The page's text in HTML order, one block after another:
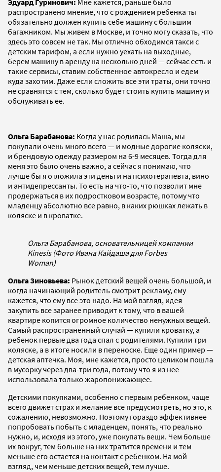
Эдуард Гуринович: Мне кажется, раньше было
распространено мнение, что с рождением ребенка ты
обязательно должен купить себе машину с большим
багажником. Мы живем в Москве, и точно могу сказать, что
здесь это совсем не так. Мы отлично обходимся такси с
детским тарифом, а если нужно уехать на выходные,
берем машину в аренду на несколько дней — сейчас есть и
такие сервисы, ставим собственное автокресло и едем
куда захотим. Даже если сложить все эти траты, они точно
не сравнятся с тем, сколько будет стоить купить машину и
обслуживать ее.
Ольга Барабанова: Когда у нас родилась Маша, мы
покупали очень много всего — и модные дорогие коляски,
и брендовую одежду размером на 6-9 месяцев. Тогда для
меня это было очень важно, а сейчас я понимаю, что
лучше бы я отложила эти деньги на психотерапевта, вино
и антидепрессанты. То есть на что-то, что позволит мне
продержаться в их подростковом возрасте, потому что
младенцу абсолютно все равно, в каких рюшках лежать в
коляске и в кроватке.
Ольга Барабанова, основательницей компании
Kinesis (Фото Ивана Кайдаша для Forbes
Woman)
Ольга Зиновьева: Рынок детский вещей очень большой, и
когда начинающий родитель смотрит рекламу, ему
кажется, что ему все это надо. На мой взгляд, идея
закупить все заранее приводит к тому, что в вашей
квартире копится огромное количество ненужных вещей.
Самый распространенный случай — купили кроватку, а
ребенок первые два года спал с родителями. Купили три
коляске, а в итоге носили в переноске. Еще один пример —
детская аптечка. Моя, мне кажется, просто целиком пошла
в мусорку через два-три года, потому что я из нее
использовала только жаропонижающее.
Детскими покупками, особенно с первым ребенком, чаще
всего движет страх и желание все предусмотреть, но это, к
сожалению, невозможно. Поэтому гораздо эффективнее
попробовать побыть с младенцем, понять, что реально
нужно, и, исходя из этого, уже покупать вещи. Чем больше
их вокруг, тем больше на них тратится времени и тем
меньше его остается на контакт с ребенком. На мой
взгляд, чем меньше детских вещей, тем лучше.